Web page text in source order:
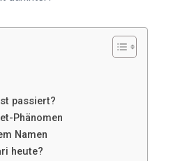
passiert?
Phänomen
Namen
heute?